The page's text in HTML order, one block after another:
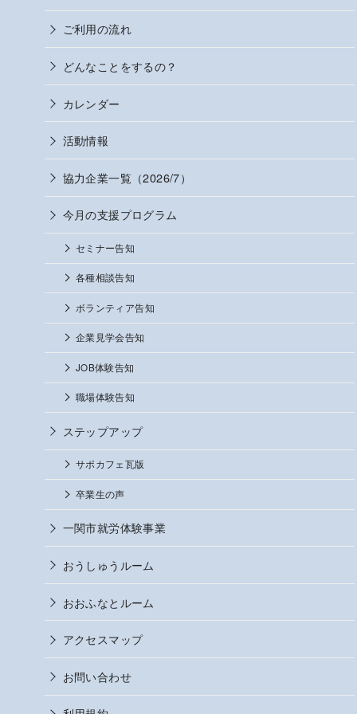
ご利用の流れ
どんなことをするの？
カレンダー
活動情報
協力企業一覧（2026/7）
今月の支援プログラム
セミナー告知
各種相談告知
ボランティア告知
企業見学会告知
JOB体験告知
職場体験告知
ステップアップ
サポカフェ瓦版
卒業生の声
一関市就労体験事業
おうしゅうルーム
おおふなとルーム
アクセスマップ
お問い合わせ